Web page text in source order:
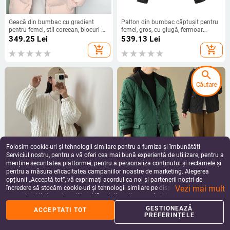
Geacă din bumbac cu gradient
pentru femei, stil coreean, blocuri de
culoare, croială lejeră, căptușită,
349.25 Lei
add_shopping_cart
Palton din bumbac căptușit pentru
femei, gros, cu glugă, fermoar
frontal, tiv elastic cu șnur, lungime
539.13 Lei
add_shopping_cart
Jachetă din bumbac căptușitǎ, fără
mâneci, în stil coreean, ultra-scurtǎ,
guler polo, țesătură Chenille,
umplutură din mătase-pamuc
316.03Lei
add_shopping_cart
Palton din bumbac cu glugă pentru
femei, croială slim, lungime medie
(50–65 cm), umplutură din bumbac
81–90%, fermoar frontal
263.25Lei
add_shopping_cart
Folosim cookie-uri și tehnologii similare pentru a furniza și îmbunătăți
Serviciul nostru, pentru a vă oferi cea mai bună experiență de utilizare, pentru a
menține securitatea platformei, pentru a personaliza conținutul și reclamele și
pentru a măsura eficacitatea campaniilor noastre de marketing. Alegerea
opțiunii „Acceptă tot”, vă exprimați acordul ca noi și partenerii noștri de
încredere să stocăm cookie-uri și tehnologii similare pe dispozitivul dvs. în
scopuri publicitare și analitice. Vă puteți gestiona preferințele în orice moment
făcând clic pe „Gestionează preferințele”. Pentru mai multe informații, vă
rugăm să consultațiPolitica noastră de confidențialitate.
Vezi mai mult
ACCEPTAȚI TOT
GESTIONEAZĂ
PREFERINȚELE
search
Căutare